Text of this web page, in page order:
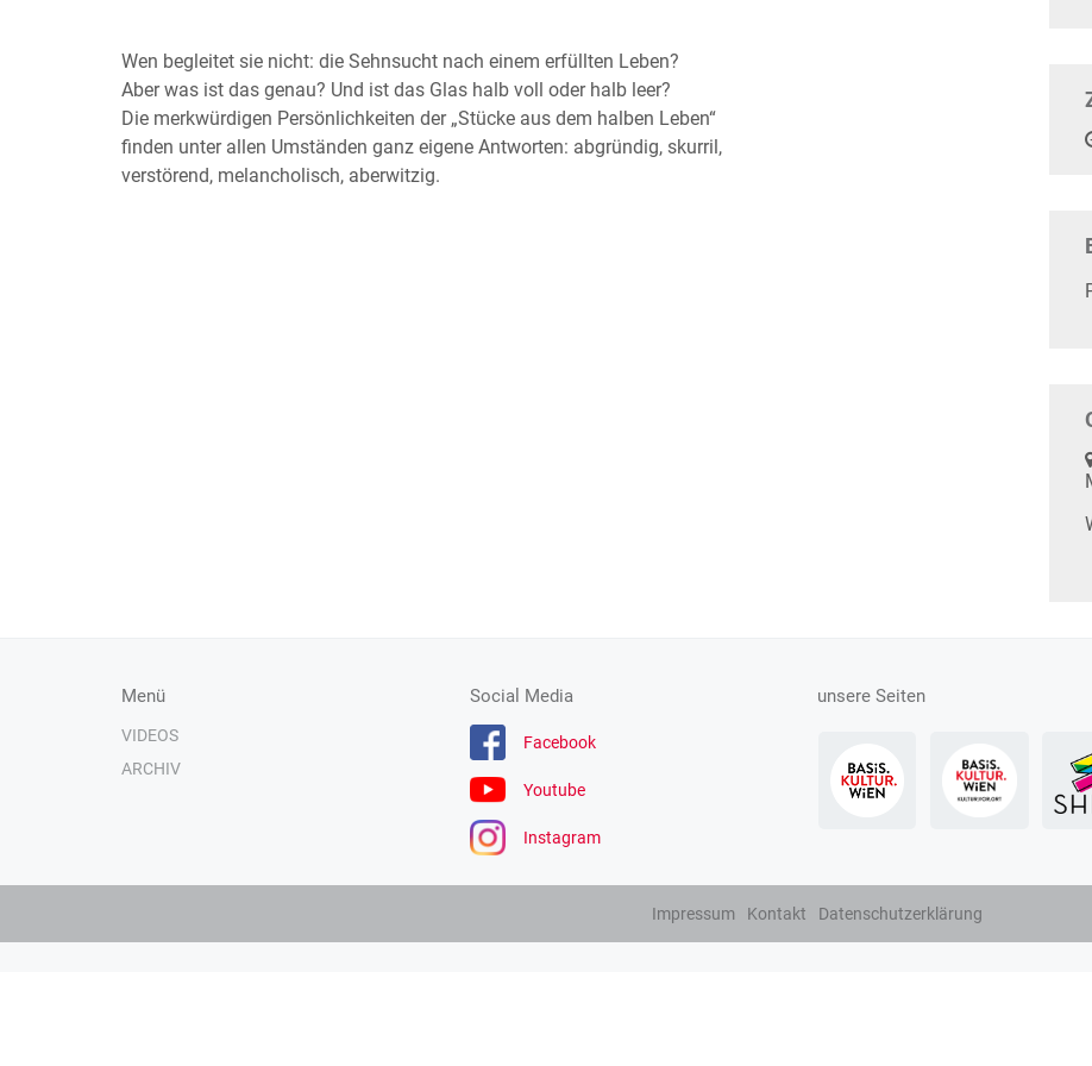
Wen begleitet sie nicht: die Sehnsucht nach einem erfüllten Leben?
Aber was ist das genau? Und ist das Glas halb voll oder halb leer?
Die merkwürdigen Persönlichkeiten der „Stücke aus dem halben Leben“
finden unter allen Umständen ganz eigene Antworten: abgründig, skurril,
verstörend, melancholisch, aberwitzig.
Menü
VIDEOS
ARCHIV
Social Media
Facebook
Youtube
Instagram
unsere Seiten
Impressum Kontakt Datenschutzerklärung